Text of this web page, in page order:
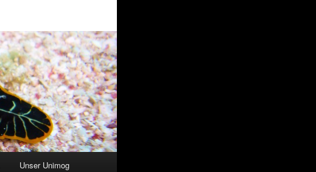
Unser Unimog